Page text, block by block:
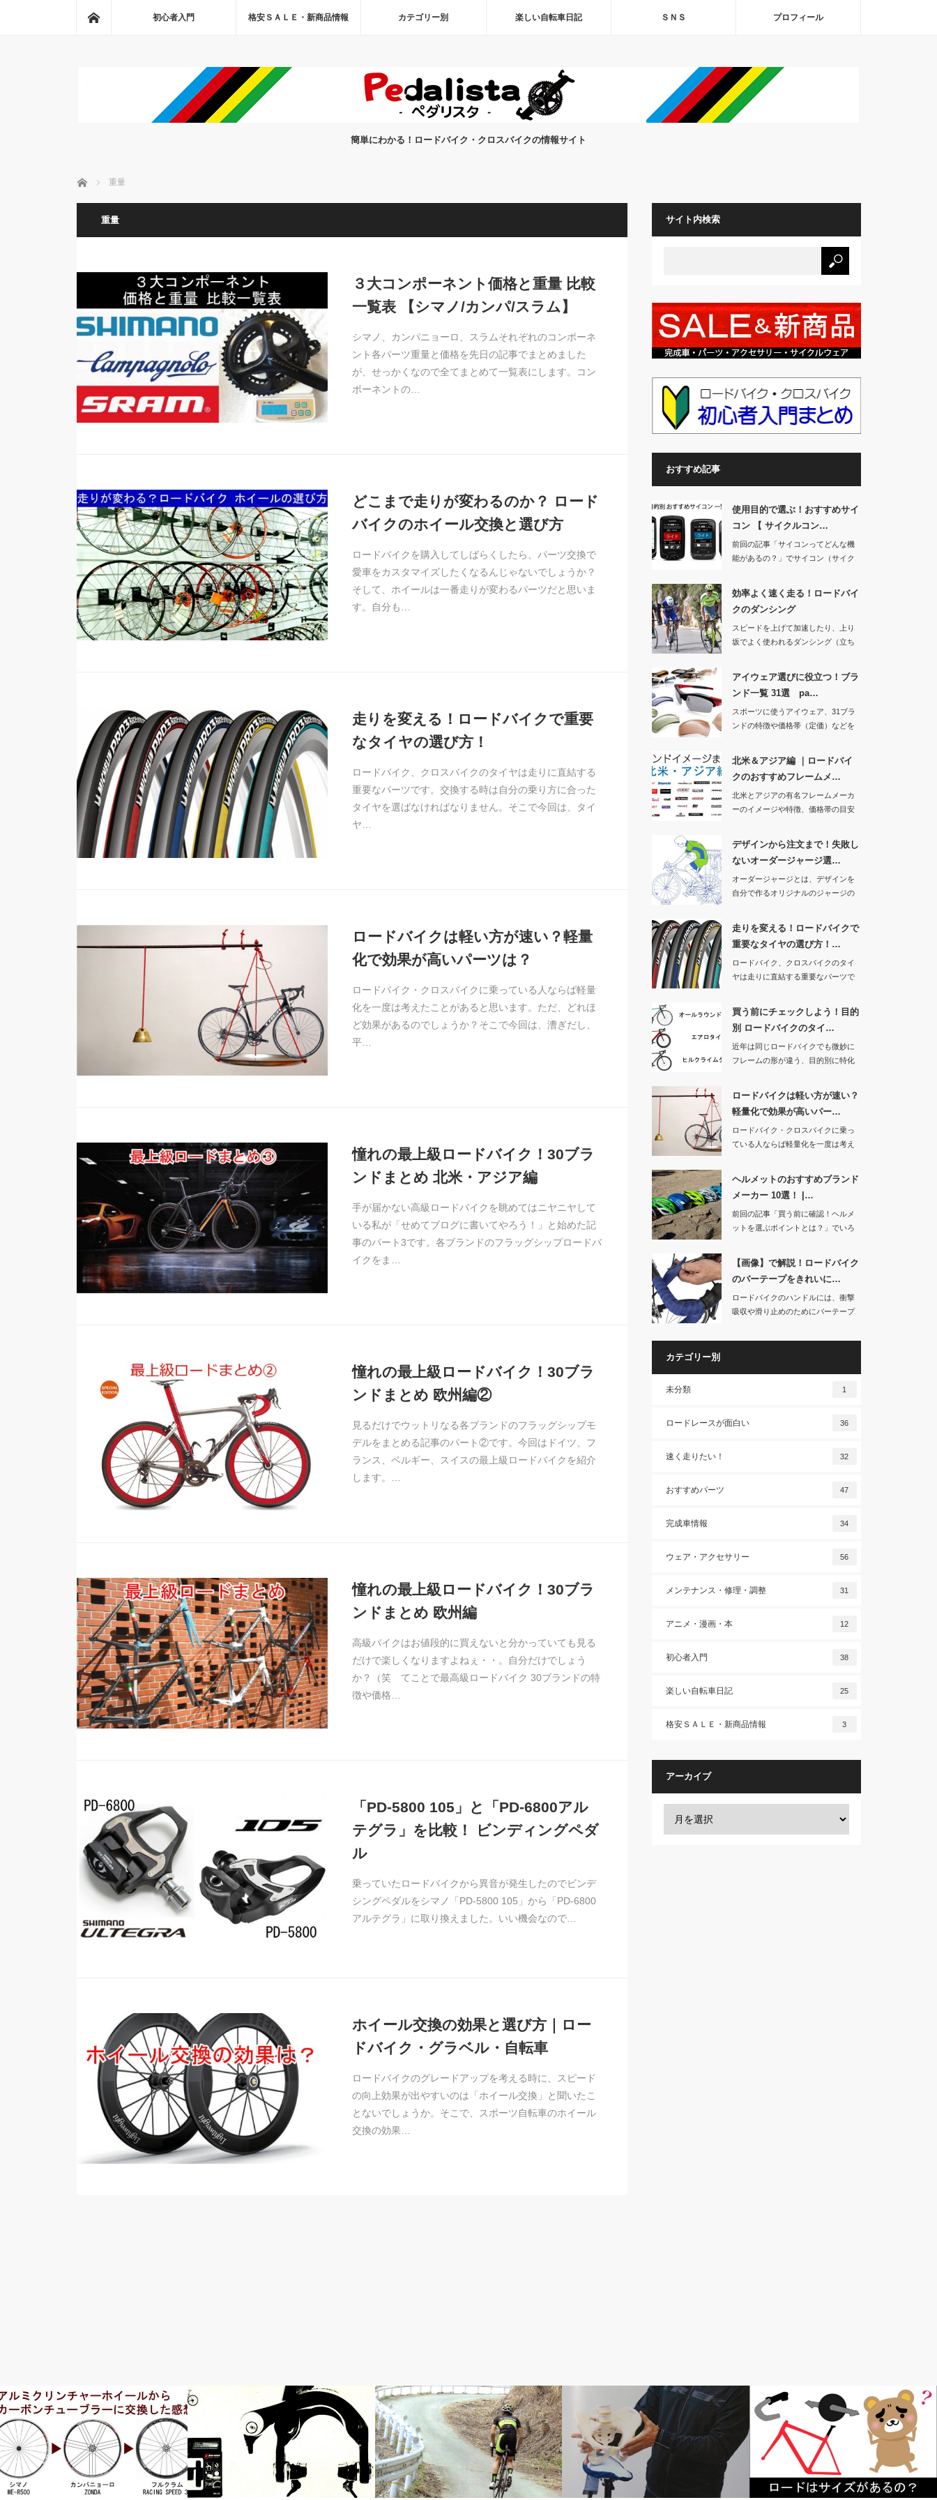
初心者入門 格安ＳＡＬＥ・新商品情報 カテゴリー別 楽しい自転車日記 ＳＮＳ プロフィール
簡単にわかる！ロードバイク・クロスバイクの情報サイト
ホーム 重量
重量
３大コンポーネント価格と重量 比較
一覧表 【シマノ/カンパ/スラム】
シマノ、カンパニョーロ、スラムそれぞれのコンポーネ
ント各パーツ重量と価格を先日の記事でまとめました
が、せっかくなので全てまとめて一覧表にします。コン
ポーネントの…
どこまで走りが変わるのか？ ロード
バイクのホイール交換と選び方
ロードバイクを購入してしばらくしたら、パーツ交換で
愛車をカスタマイズしたくなるんじゃないでしょうか？
そして、ホイールは一番走りが変わるパーツだと思いま
す。自分も…
走りを変える！ロードバイクで重要
なタイヤの選び方！
ロードバイク、クロスバイクのタイヤは走りに直結する
重要なパーツです。交換する時は自分の乗り方に合った
タイヤを選ばなければなりません。そこで今回は、タイ
ヤ…
ロードバイクは軽い方が速い？軽量
化で効果が高いパーツは？
ロードバイク・クロスバイクに乗っている人ならば軽量
化を一度は考えたことがあると思います。ただ、どれほ
ど効果があるのでしょうか？そこで今回は、漕ぎだし、
平…
憧れの最上級ロードバイク！30ブラ
ンドまとめ 北米・アジア編
手が届かない高級ロードバイクを眺めてはニヤニヤして
いる私が「せめてブログに書いてやろう！」と始めた記
事のパート3です。各ブランドのフラッグシップロードバ
イクをま…
憧れの最上級ロードバイク！30ブラ
ンドまとめ 欧州編②
見るだけでウットリなる各ブランドのフラッグシップモ
デルをまとめる記事のパート②です。今回はドイツ、フ
ランス、ベルギー、スイスの最上級ロードバイクを紹介
します。…
憧れの最上級ロードバイク！30ブラ
ンドまとめ 欧州編
高級バイクはお値段的に買えないと分かっていても見る
だけで楽しくなりますよねぇ・・。自分だけでしょう
か？（笑 てことで最高級ロードバイク 30ブランドの特
徴や価格…
「PD-5800 105」と「PD-6800アル
テグラ」を比較！ ビンディングペダ
ル
乗っていたロードバイクから異音が発生したのでビンデ
シングペダルをシマノ「PD-5800 105」から「PD-6800
アルテグラ」に取り換えました。いい機会なので…
ホイール交換の効果と選び方｜ロー
ドバイク・グラベル・自転車
ロードバイクのグレードアップを考える時に、スピード
の向上効果が出やすいのは「ホイール交換」と聞いたこ
とないでしょうか。そこで、スポーツ自転車のホイール
交換の効果…
サイト内検索
おすすめ記事
使用目的で選ぶ！おすすめサイ
コン 【 サイクルコン…
前回の記事「サイコンってどんな機
能があるの？」でサイコン（サイク
効率よく速く走る！ロードバイ
クのダンシング
スピードを上げて加速したり、上り
坂でよく使われるダンシング（立ち
アイウェア選びに役立つ！ブラ
ンド一覧 31選 pa…
スポーツに使うアイウェア、31ブラ
ンドの特徴や価格帯（定価）などを
北米＆アジア編 ｜ロードバイ
クのおすすめフレームメ…
北米とアジアの有名フレームメーカ
ーのイメージや特徴、価格帯の目安
デザインから注文まで！失敗し
ないオーダージャージ選…
オーダージャージとは、デザインを
自分で作るオリジナルのジャージの
走りを変える！ロードバイクで
重要なタイヤの選び方！…
ロードバイク、クロスバイクのタイ
ヤは走りに直結する重要なパーツで
買う前にチェックしよう！目的
別 ロードバイクのタイ…
近年は同じロードバイクでも微妙に
フレームの形が違う、目的別に特化
ロードバイクは軽い方が速い？
軽量化で効果が高いパー…
ロードバイク・クロスバイクに乗っ
ている人ならば軽量化を一度は考え
ヘルメットのおすすめブランド
メーカー 10選！ |…
前回の記事「買う前に確認！ヘルメ
ットを選ぶポイントとは？」でいろ
【画像】で解説！ロードバイク
のバーテープをきれいに…
ロードバイクのハンドルには、衝撃
吸収や滑り止めのためにバーテープ
カテゴリー別
未分類 1
ロードレースが面白い 36
速く走りたい！ 32
おすすめパーツ 47
完成車情報 34
ウェア・アクセサリー 56
メンテナンス・修理・調整 31
アニメ・漫画・本 12
初心者入門 38
楽しい自転車日記 25
格安ＳＡＬＥ・新商品情報 3
アーカイブ